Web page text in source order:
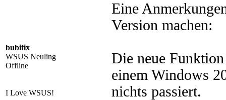
bubifix
WSUS Neuling
Offline
I Love WSUS!
Eine
Version machen:
Die neue
einem Windows
nichts passiert.